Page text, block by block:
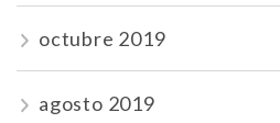
octubre 2019
agosto 2019